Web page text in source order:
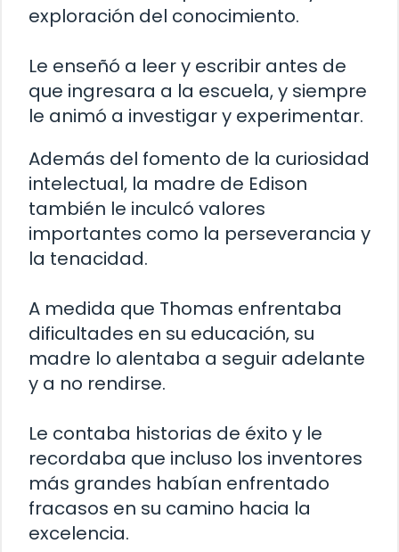
exploración del conocimiento.
Le enseñó a leer y escribir antes de
que ingresara a la escuela, y siempre
le animó a investigar y experimentar.
Además del fomento de la curiosidad
intelectual, la madre de Edison
también le inculcó valores
importantes como la perseverancia y
la tenacidad.
A medida que Thomas enfrentaba
dificultades en su educación, su
madre lo alentaba a seguir adelante
y a no rendirse.
Le contaba historias de éxito y le
recordaba que incluso los inventores
más grandes habían enfrentado
fracasos en su camino hacia la
excelencia.